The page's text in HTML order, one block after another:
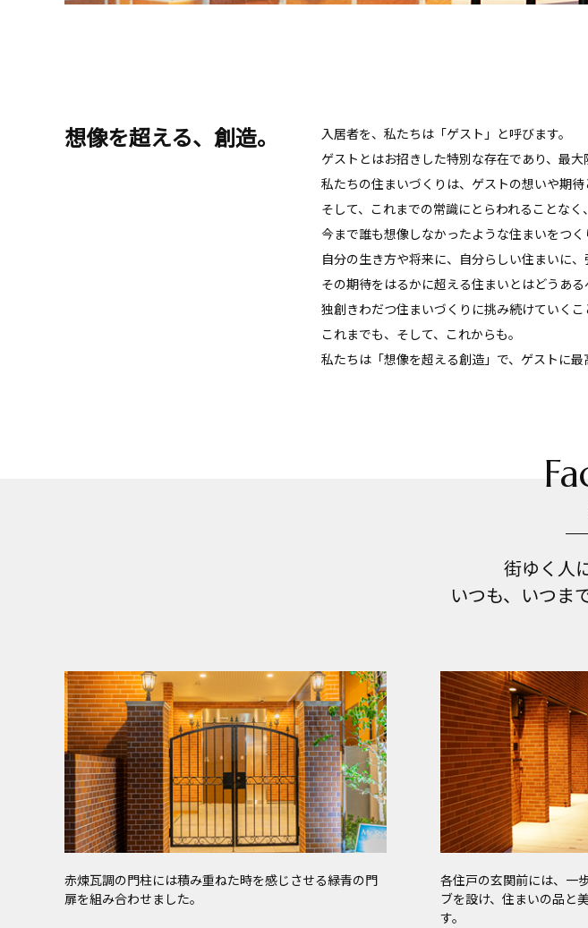
想像を超える、創造。
入居者を、私たちは「ゲスト」と呼びます。
ゲストとはお招きした特別な存在であり、最
私たちの住まいづくりは、ゲストの想いや期
そして、これまでの常識にとらわれることなく
今まで誰も想像しなかったような住まいをつく
自分の生き方や将来に、自分らしい住まいに
その期待をはるかに超える住まいとはどうあ
独創きわだつ住まいづくりに挑み続けていくこ
これまでも、そして、これからも。
私たちは「想像を超える創造」で、ゲストに最
街ゆく人
いつも、いつま
赤煉瓦調の門柱には積み重ねた時を感じさせる緑青の門
扉を組み合わせました。
各住戸の玄関前には、一
ブを設け、住まいの品と
す。